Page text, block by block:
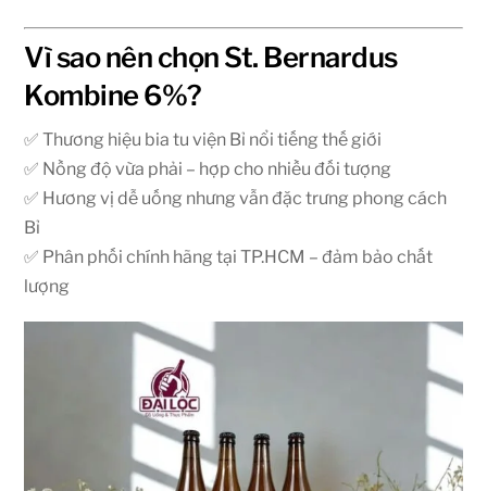
Vì sao nên chọn St. Bernardus
Kombine 6%?
✅ Thương hiệu bia tu viện Bỉ nổi tiếng thế giới
✅ Nồng độ vừa phải – hợp cho nhiều đối tượng
✅ Hương vị dễ uống nhưng vẫn đặc trưng phong cách
Bỉ
✅ Phân phối chính hãng tại TP.HCM – đảm bảo chất
lượng